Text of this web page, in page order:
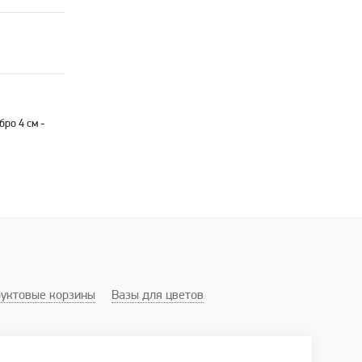
4 см -
корзины Вазы для цветов